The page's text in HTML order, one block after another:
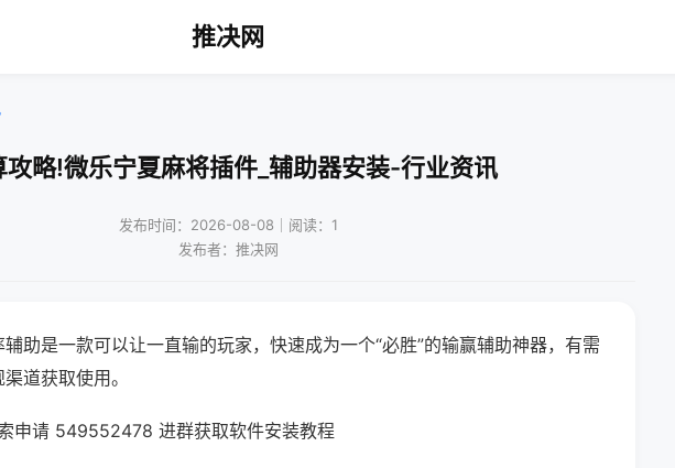
推决网
攻略!微乐宁夏麻将插件_辅助器安装-行业资讯
发布时间：2026-08-08｜阅读：1
发布者：推决网
助是一款可以让一直输的玩家，快速成为一个“必胜”的输赢辅助神器，有需
道获取使用。
申请 549552478 进群获取软件安装教程